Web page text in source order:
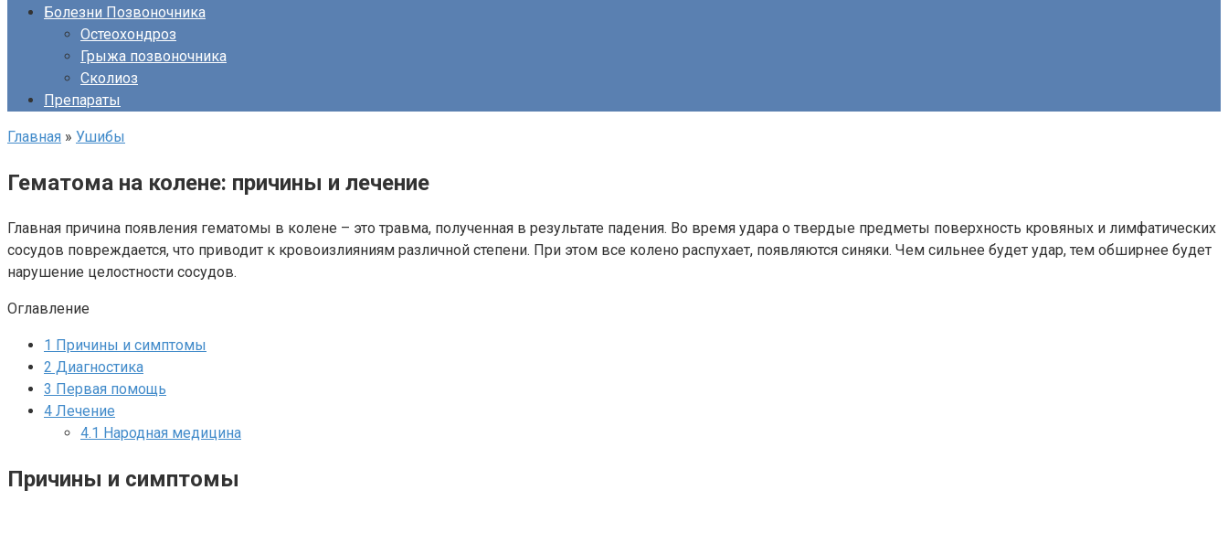
Болезни Позвоночника
Остеохондроз
Грыжа позвоночника
Сколиоз
Препараты
Главная » Ушибы
Гематома на колене: причины и лечение
Главная причина появления гематомы в колене – это травма, полученная в результате падения. Во время удара о твердые предметы поверхность кровяных и лимфатических
сосудов повреждается, что приводит к кровоизлияниям различной степени. При этом все колено распухает, появляются синяки. Чем сильнее будет удар, тем обширнее будет
нарушение целостности сосудов.
Оглавление
1 Причины и симптомы
2 Диагностика
3 Первая помощь
4 Лечение
4.1 Народная медицина
Причины и симптомы